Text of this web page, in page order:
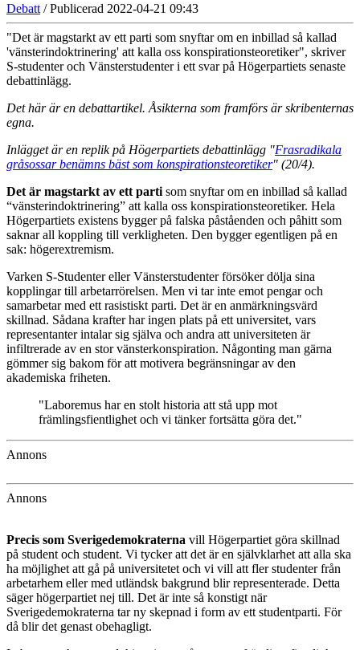
Debatt / Publicerad 2022-04-21 09:43
"Det är magstarkt av ett parti som snyftar om en inbillad så kallad
'vänsterindoktrinering' att kalla oss konspirationsteoretiker", skriver
S-studenter och Vänsterstudenter i ett svar på Högerpartiets senaste
debattinlägg.
Det här är en debattartikel. Åsikterna som framförs är skribenternas
egna.
Inlägget är en replik på Högerpartiets debattinlägg "Frasradikala
gråsossar benämns bäst som konspirationsteoretiker" (20/4).
Det är magstarkt av ett parti som snyftar om en inbillad så kallad
“vänsterindoktrinering” att kalla oss konspirationsteoretiker. Hela
Högerpartiets existens bygger på falska påståenden och påhitt som
saknar all koppling till verkligheten. Den bygger egentligen på en
sak: högerextremism.
Varken S-Studenter eller Vänsterstudenter försöker dölja sina
kopplingar till arbetarrörelsen. Men vi tar inte emot pengar och
samarbetar med ett rasistiskt parti. Det är en anmärkningsvärd
skillnad. Sådana krafter har ingen plats på ett universitet, vars
representanter intalar sig själva och andra att universiteten är
infiltrerade av en stor vänsterkonspiration. Någonting man gärna
gömmer sig bakom för att motivera begränsningar av den
akademiska friheten.
"Laboremus har en stolt historia att stå upp mot
främlingsfientlighet och vi tänker fortsätta göra det."
Annons
Annons
Precis som Sverigedemokraterna vill Högerpartiet göra skillnad
på student och student. Vi tycker att det är en självklarhet att alla ska
ha möjlighet att gå på universitetet och vi vill att fler studenter från
arbetarhem eller med utländsk bakgrund blir representerade. Detta
säger högerpartiet nej till. Det är inte så konstigt när
Sverigedemokraterna tar ny skepnad i form av ett studentparti. För
då blir det genast obehagligt.